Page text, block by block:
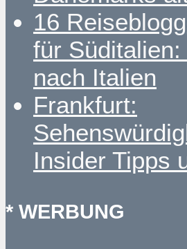
16
für
nach Italien
Frankfurt:
Insider Tipps
* WERBUNG